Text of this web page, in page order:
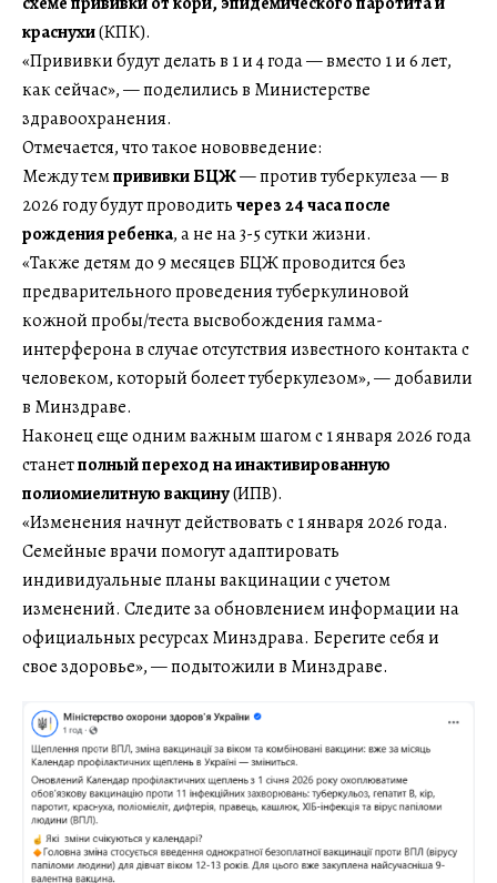
краснухи(КПК).
«Прививки будут делать в 1 и 4 года — вместо 1 и 6 лет,
как сейчас», — поделились в Министерстве
здравоохранения.
Отмечается, что такое нововведение:
Между темпрививки БЦЖ— против туберкулеза — в
2026 году будут проводитьчерез 24 часа после
рождения ребенка, а не на 3-5 сутки жизни.
«Также детям до 9 месяцев БЦЖ проводится без
предварительного проведения туберкулиновой
кожной пробы/теста высвобождения гамма-
интерферона в случае отсутствия известного контакта с
человеком, который болеет туберкулезом», — добавили
в Минздраве.
Наконец еще одним важным шагом с 1 января 2026 года
станетполный переход на инактивированную
полиомиелитную вакцину(ИПВ).
«Изменения начнут действовать с 1 января 2026 года.
Семейные врачи помогут адаптировать
индивидуальные планы вакцинации с учетом
изменений. Следите за обновлением информации на
официальных ресурсах Минздрава. Берегите себя и
свое здоровье», — подытожили в Минздраве.